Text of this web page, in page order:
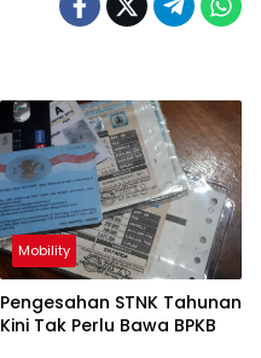
Mobility
Pengesahan STNK Tahunan
Kini Tak Perlu Bawa BPKB